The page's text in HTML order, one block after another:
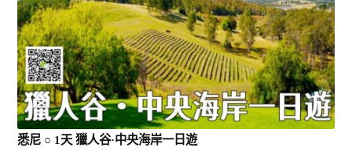
悉尼 ○ 1天 獵人谷·中央海岸一日遊